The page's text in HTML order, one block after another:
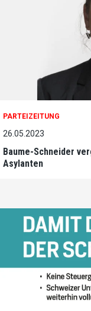
PARTEIZEITUNG
26.05.2023
Baume-Schneider
Asylanten